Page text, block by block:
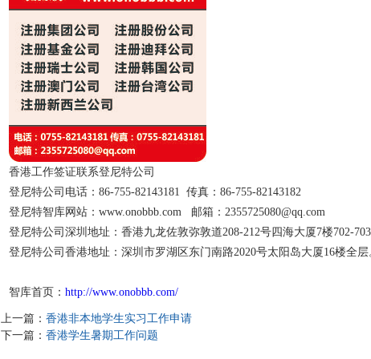
香港工作签证联系登尼特公司
登尼特公司电话：86-755-82143181 传真：86-755-82143182
登尼特智库网站：www.onobbb.com 邮箱：2355725080@qq.com
登尼特公司深圳地址：香港九龙佐敦弥敦道208-212号四海大厦7楼702-
登尼特公司香港地址：深圳市罗湖区东门南路2020号太阳岛大厦16楼全层
智库首页： http://www.onobbb.com/
上一篇： 香港非本地学生实习工作申请
下一篇： 香港学生暑期工作问题